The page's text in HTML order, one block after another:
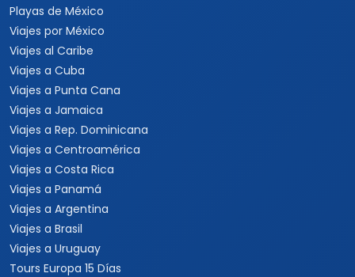
Playas de México
Viajes por México
Viajes al Caribe
Viajes a Cuba
Viajes a Punta Cana
Viajes a Jamaica
Viajes a Rep. Dominicana
Viajes a Centroamérica
Viajes a Costa Rica
Viajes a Panamá
Viajes a Argentina
Viajes a Brasil
Viajes a Uruguay
Tours Europa 15 Días